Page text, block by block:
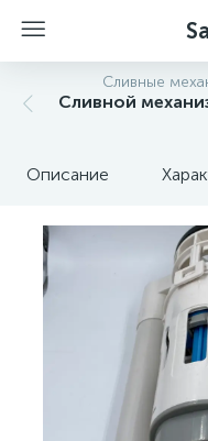
Сливные
Сливной
Описание